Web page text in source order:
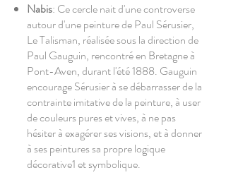
Nabis: Ce cercle nait d'une controverse
autour d'une peinture de Paul Sérusier,
Le Talisman, réalisée sous la direction de
Paul Gauguin, rencontré en Bretagne à
Pont-Aven, durant l'été 1888. Gauguin
encourage Sérusier à se débarrasser de la
contrainte imitative de la peinture, à user
de couleurs pures et vives, à ne pas
hésiter à exagérer ses visions, et à donner
à ses peintures sa propre logique
décorative1 et symbolique.